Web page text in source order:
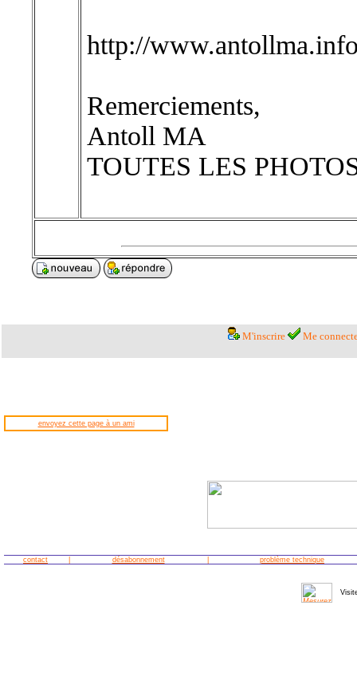
http://
Remerciements,
Antoll MA
TOUTES LES
M'inscrire Me
envoyez cette page à un ami
contact désabonnement problème technique